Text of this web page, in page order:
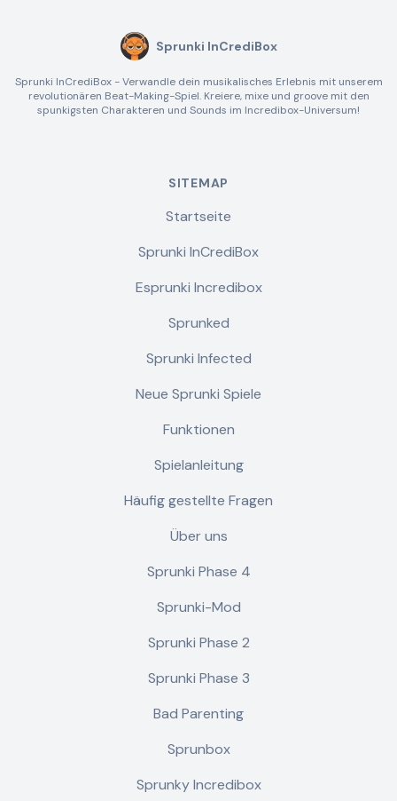
Sprunki InCrediBox
Sprunki InCrediBox - Verwandle dein musikalisches Erlebnis mit unserem
revolutionären Beat-Making-Spiel. Kreiere, mixe und groove mit den
spunkigsten Charakteren und Sounds im Incredibox-Universum!
SITEMAP
Startseite
Sprunki InCrediBox
Esprunki Incredibox
Sprunked
Sprunki Infected
Neue Sprunki Spiele
Funktionen
Spielanleitung
Häufig gestellte Fragen
Über uns
Sprunki Phase 4
Sprunki-Mod
Sprunki Phase 2
Sprunki Phase 3
Bad Parenting
Sprunbox
Sprunky Incredibox